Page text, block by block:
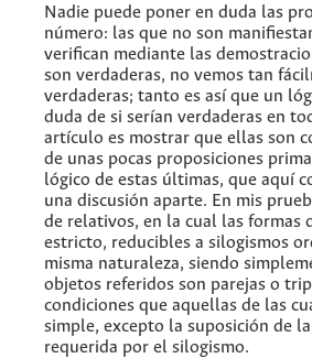
Nadie puede poner en duda las
número: las que no son
verifican mediante las
son verdaderas, no vemos tan
verdaderas; tanto es así que un
duda de si serían verdaderas en
artículo es mostrar que ellas son
de unas pocas proposiciones
lógico de estas últimas, que aquí
una discusión aparte. En mis
de relativos, en la cual las formas
estricto, reducibles a silogismos
misma naturaleza, siendo
objetos referidos son parejas o
condiciones que aquellas de las
simple, excepto la suposición de
requerida por el silogismo.